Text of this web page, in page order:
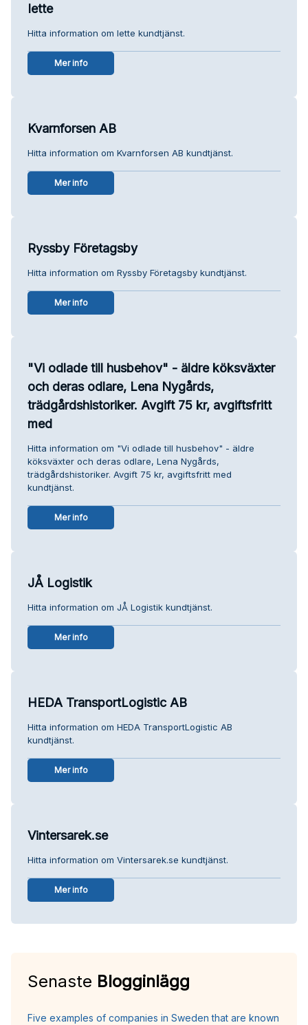
Iette
Hitta information om Iette kundtjänst.
Mer info
Kvarnforsen AB
Hitta information om Kvarnforsen AB kundtjänst.
Mer info
Ryssby Företagsby
Hitta information om Ryssby Företagsby kundtjänst.
Mer info
"Vi odlade till husbehov" - äldre köksväxter
och deras odlare, Lena Nygårds,
trädgårdshistoriker. Avgift 75 kr, avgiftsfritt
med
Hitta information om "Vi odlade till husbehov" - äldre
köksväxter och deras odlare, Lena Nygårds,
trädgårdshistoriker. Avgift 75 kr, avgiftsfritt med
kundtjänst.
Mer info
JÅ Logistik
Hitta information om JÅ Logistik kundtjänst.
Mer info
HEDA TransportLogistic AB
Hitta information om HEDA TransportLogistic AB
kundtjänst.
Mer info
Vintersarek.se
Hitta information om Vintersarek.se kundtjänst.
Mer info
Senaste Blogginlägg
Five examples of companies in Sweden that are known